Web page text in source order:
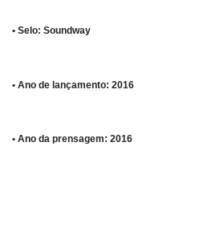
• Selo: Soundway
• Ano de lançamento: 2016
• Ano da prensagem: 2016